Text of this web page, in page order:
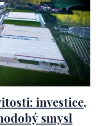
investice,
smysl